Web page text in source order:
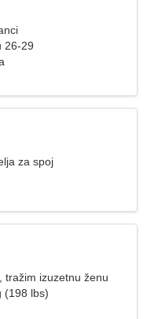
26-29
za spoj
tražim izuzetnu ženu
(198 lbs)